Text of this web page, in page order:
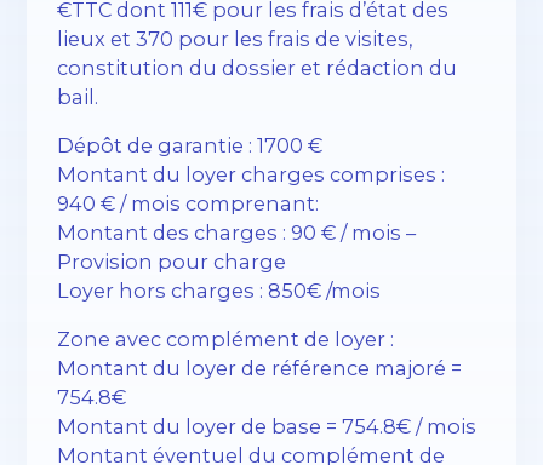
€TTC dont 111€ pour les frais d’état des
lieux et 370 pour les frais de visites,
constitution du dossier et rédaction du
bail.
Dépôt de garantie : 1700 €
Montant du loyer charges comprises :
940 € / mois comprenant:
Montant des charges : 90 € / mois –
Provision pour charge
Loyer hors charges : 850€ /mois
Zone avec complément de loyer :
Montant du loyer de référence majoré =
754.8€
Montant du loyer de base = 754.8€ / mois
Montant éventuel du complément de